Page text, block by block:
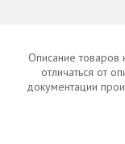
Описание
отличаться от
документации